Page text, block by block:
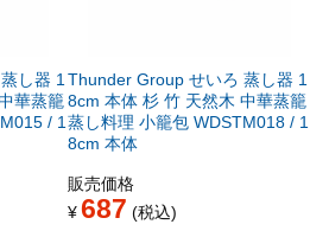
し器 1
華蒸籠
/ 1
Thunder Group せいろ 蒸し器 1
8cm 本体 杉 竹 天然木 中華蒸籠
蒸し料理 小籠包 WDSTM018 / 1
8cm 本体
販売価格
¥687 税込